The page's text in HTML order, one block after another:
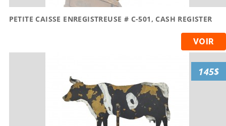
PETITE CAISSE ENREGISTREUSE # C-501, CASH REGISTER
VOIR
145$